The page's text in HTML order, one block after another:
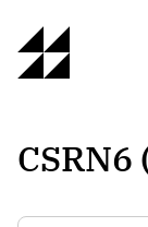
CSRN6